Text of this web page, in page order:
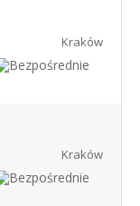
Kraków
Kraków